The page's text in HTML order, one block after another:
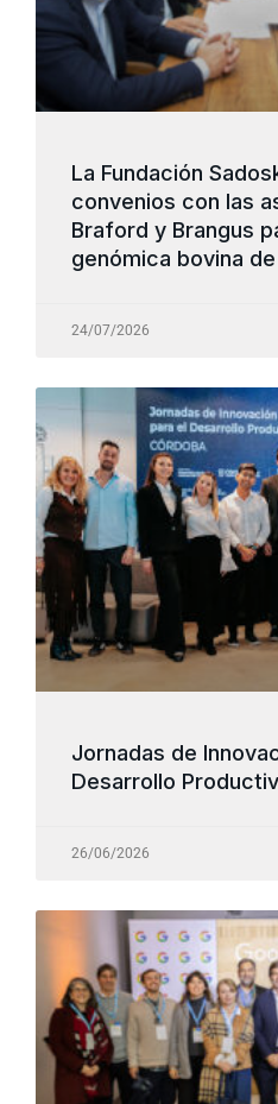
La Fundación
convenios con las
Braford y Brangus
genómica bovina
24/07/2026
Jornadas de
Desarrollo
26/06/2026